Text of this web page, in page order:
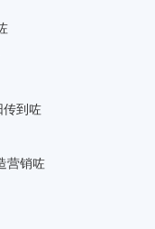
传到咗
营销咗